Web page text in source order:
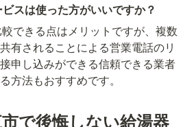
スは使った方がいいですか？
できる点はメリットですが、複数
有されることによる営業電話のリ
申し込みができる信頼できる業者
方法もおすすめです。
で後悔しない給湯器